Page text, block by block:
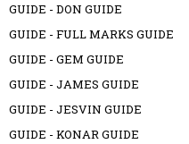
GUIDE - DON GUIDE
GUIDE - FULL MARKS GUIDE
GUIDE - GEM GUIDE
GUIDE - JAMES GUIDE
GUIDE - JESVIN GUIDE
GUIDE - KONAR GUIDE